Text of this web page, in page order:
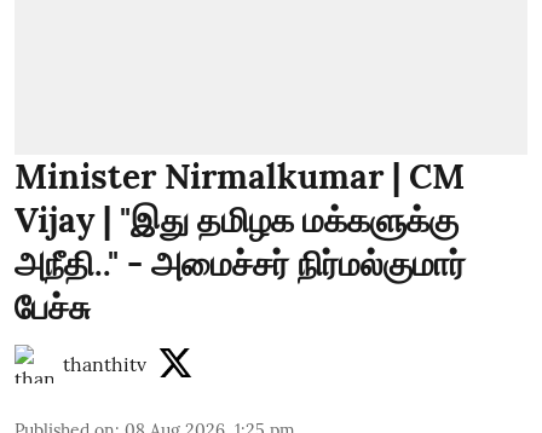
Minister Nirmalkumar | CM
Vijay | "இது தமிழக மக்களுக்கு
அநீதி.." - அமைச்சர் நிர்மல்குமார்
பேச்சு
thanthitv